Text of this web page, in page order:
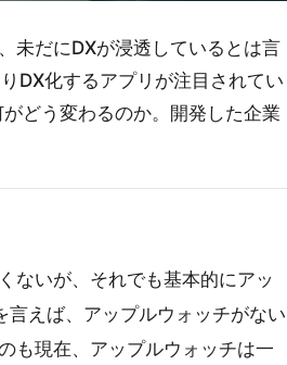
未だにDXが浸透しているとは言
DX化するアプリが注目されてい
どう変わるのか。開発した企業
ないが、それでも基本的にアッ
言えば、アップルウォッチがない
も現在、アップルウォッチは一